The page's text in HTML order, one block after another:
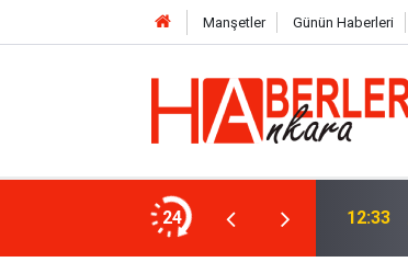
Manşetler Günün Haberleri
24
2026! Bayram Primi, Erzak Yardımı ve
12:33